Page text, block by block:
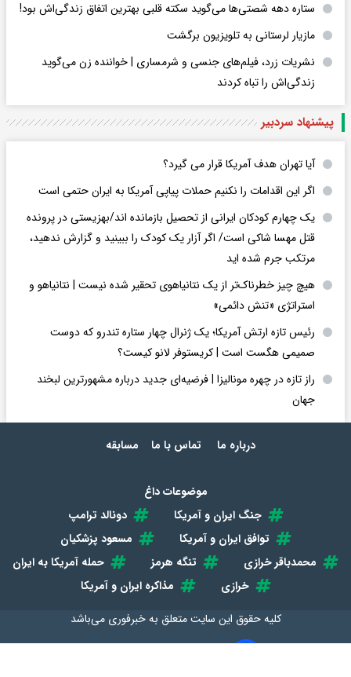
ستاره دهه شصتی‌ها می‌گوید سکته قلبی بهترین اتفاق زندگی‌اش بود!
مازیار لرستانی به تلویزیون برگشت
نشریات زرد، فیلم‌های جنسی و شرمساری | خواننده زن می‌گوید
زندگی‌اش را تباه کردند
پیشنهاد سردبیر
آیا تهران هدف آمریکا قرار می گیرد؟
اگر این اقدامات را نکنیم حملات پیاپی آمریکا به ایران حتمی است
یک چهارم کودکان ایرانی از تحصیل بازمانده اند/بهزیستی در پرونده
قتل مهسا شاکی است/ اگر آزار یک کودک را ببینید و گزارش ندهید،
مرتکب جرم شده اید
هیچ چیز خطرناک‌تر از یک نتانیاهوی تحقیر شده نیست | نتانیاهو و
استراتژی «تنش دائمی»
رئیس تازه ارتش آمریکا؛ یک ژنرال چهار ستاره تندرو که دوست
صمیمی هگست است | کریستوفر لانو کیست؟
راز تازه در چهره مونالیزا | فرضیه‌ای جدید درباره مشهورترین لبخند
جهان
درباره ما تماس با ما مسابقه
موضوعات داغ
جنگ ایران و آمریکا
دونالد ترامپ
توافق ایران و آمریکا
مسعود پزشکیان
محمدباقر خرازی
تنگه هرمز
حمله آمریکا به ایران
خرازی
مذاکره ایران و آمریکا
کلیه حقوق این سایت متعلق بهخبرفوری می‌باشد